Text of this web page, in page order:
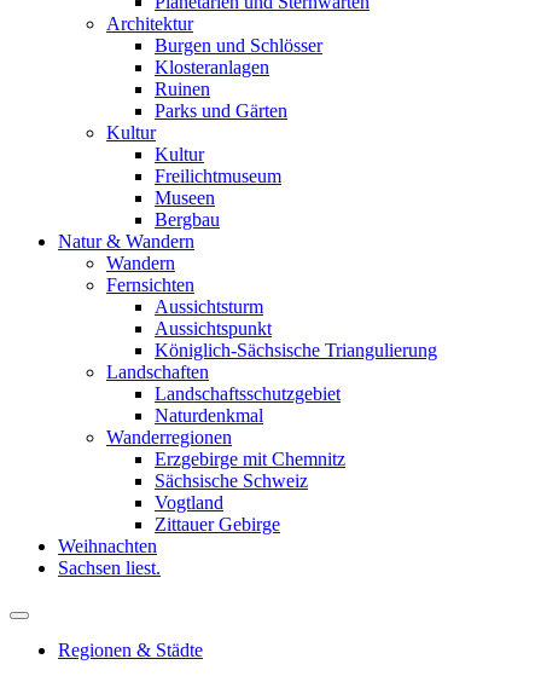
Architektur
Burgen und Schlösser
Klosteranlagen
Ruinen
Parks und Gärten
Kultur
Kultur
Freilichtmuseum
Museen
Bergbau
Natur & Wandern
Wandern
Fernsichten
Aussichtsturm
Aussichtspunkt
Königlich-Sächsische Triangulierung
Landschaften
Landschaftsschutzgebiet
Naturdenkmal
Wanderregionen
Erzgebirge mit Chemnitz
Sächsische Schweiz
Vogtland
Zittauer Gebirge
Weihnachten
Sachsen liest.
Regionen & Städte